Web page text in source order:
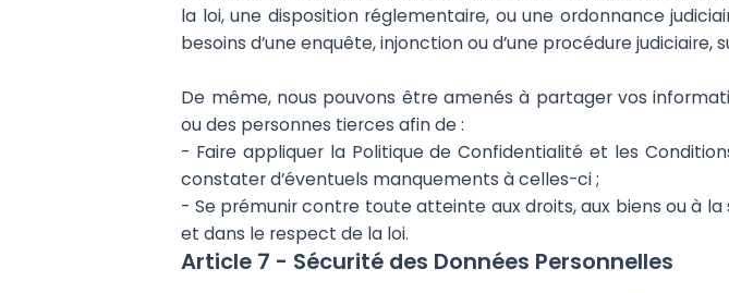
la loi, une disposition réglementaire, ou une ordonnance
besoins d’une enquête, injonction ou d’une procédure judiciaire,
De même, nous pouvons être amenés à partager vos
ou des personnes tierces afin de :
- Faire appliquer la Politique de Confidentialité et les
constater d’éventuels manquements à celles-ci ;
- Se prémunir contre toute atteinte aux droits, aux biens ou à
et dans le respect de la loi.
Article 7 - Sécurité des Données Personnelles